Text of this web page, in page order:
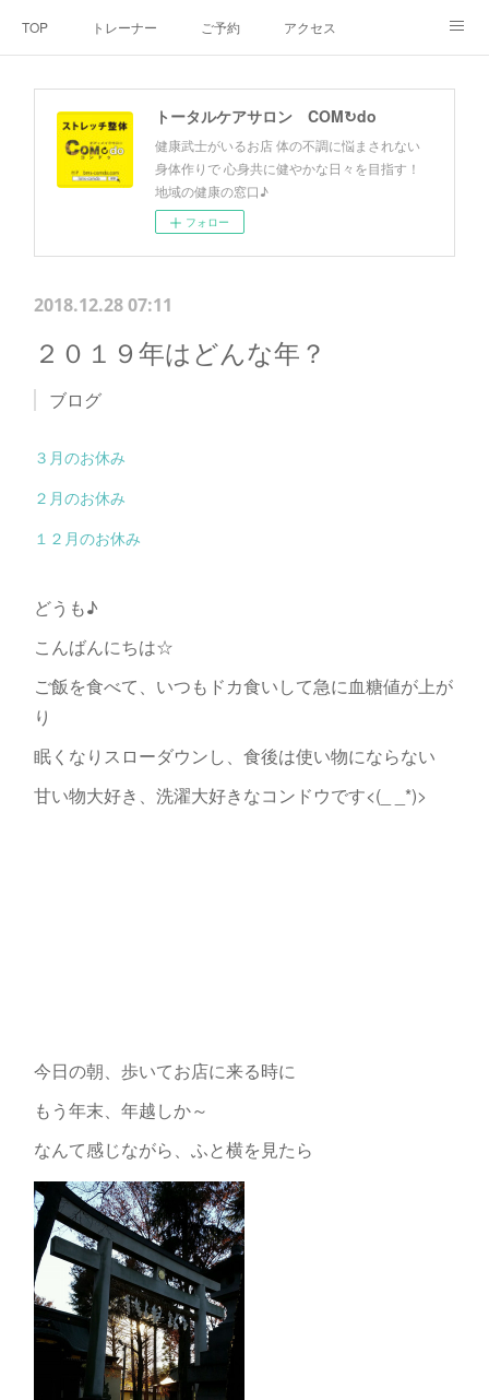
TOP トレーナー ご予約 アクセス
お客様の声
トータルケアサロン COM↻do
健康武士がいるお店 体の不調に悩まされない
身体作りで 心身共に健やかな日々を目指す！
地域の健康の窓口♪
フォロー
2018.12.28 07:11
２０１９年はどんな年？
ブログ
３月のお休み
２月のお休み
１２月のお休み
どうも♪
こんばんにちは☆
ご飯を食べて、いつもドカ食いして急に血糖値が上が
り
眠くなりスローダウンし、食後は使い物にならない
甘い物大好き、洗濯大好きなコンドウです<(_ _*)>
今日の朝、歩いてお店に来る時に
もう年末、年越しか～
なんて感じながら、ふと横を見たら